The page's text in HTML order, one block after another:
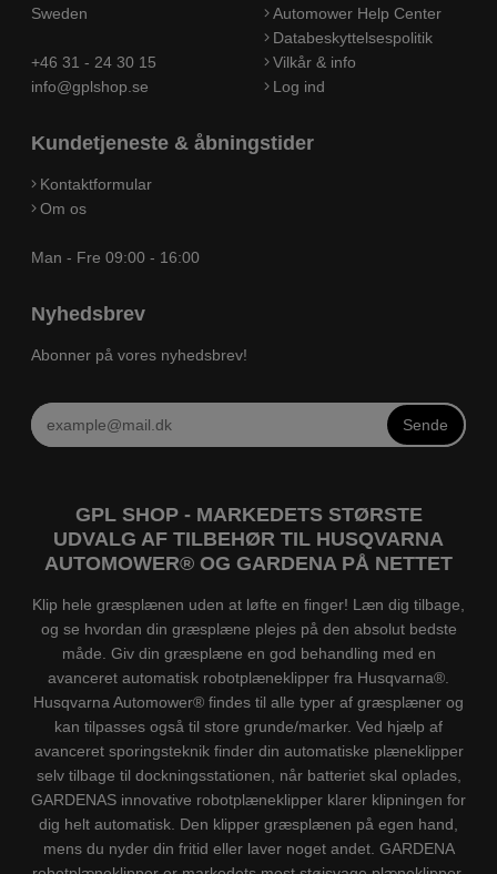
Sweden
+46 31 - 24 30 15
info@gplshop.se
Automower Help Center
Databeskyttelsespolitik
Vilkår & info
Log ind
Kundetjeneste & åbningstider
Kontaktformular
Om os
Man - Fre 09:00 - 16:00
Nyhedsbrev
Abonner på vores nyhedsbrev!
Sende
GPL SHOP - MARKEDETS STØRSTE
UDVALG AF TILBEHØR TIL HUSQVARNA
AUTOMOWER® OG GARDENA PÅ NETTET
Klip hele græsplænen uden at løfte en finger! Læn dig tilbage,
og se hvordan din græsplæne plejes på den absolut bedste
måde. Giv din græsplæne en god behandling med en
avanceret automatisk robotplæneklipper fra Husqvarna®.
Husqvarna Automower® findes til alle typer af græsplæner og
kan tilpasses også til store grunde/marker. Ved hjælp af
avanceret sporingsteknik finder din automatiske plæneklipper
selv tilbage til dockningsstationen, når batteriet skal oplades,
GARDENAS innovative robotplæneklipper klarer klipningen for
dig helt automatisk. Den klipper græsplænen på egen hand,
mens du nyder din fritid eller laver noget andet. GARDENA